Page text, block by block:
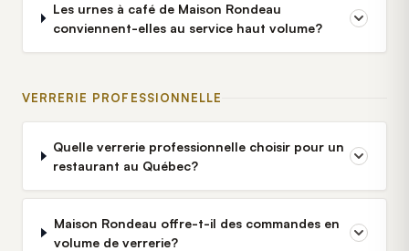
Les urnes à café de Maison Rondeau
conviennent-elles au service haut volume?
VERRERIE PROFESSIONNELLE
Quelle verrerie professionnelle choisir pour un
restaurant au Québec?
Maison Rondeau offre-t-il des commandes en
volume de verrerie?